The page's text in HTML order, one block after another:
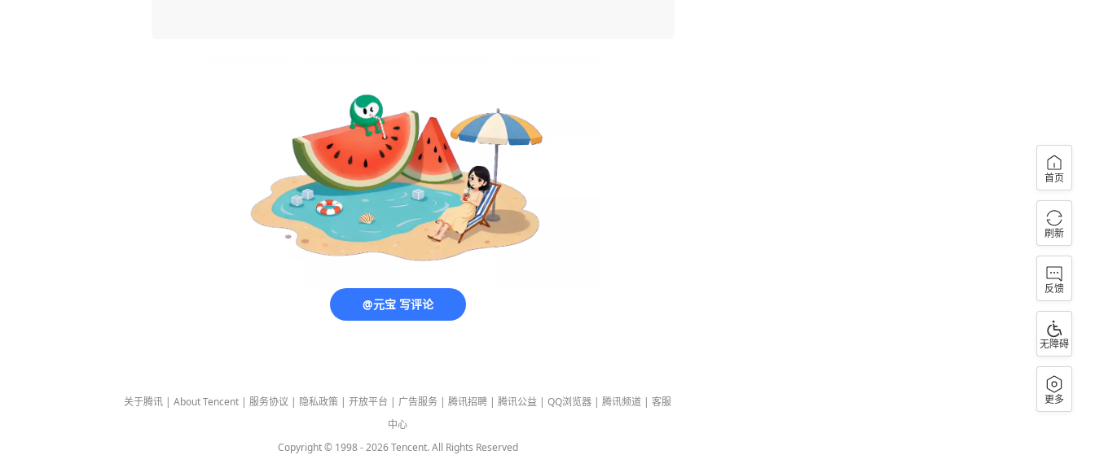
@元宝 写评论
关于腾讯 | About Tencent | 服务协议 | 隐私政策 | 开放平台 | 广告服务 | 腾讯招聘 | 腾讯公益 | QQ浏览器 | 腾讯频道 | 客服
中心
Copyright © 1998 -2026Tencent. All Rights Reserved
首页
刷新
反馈
无障碍
更多